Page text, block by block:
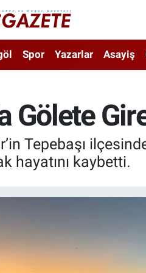
Spor Yazarlar Asayiş
Gölete
Tepebaşı
hayatını kaybetti.
ve Fikstür